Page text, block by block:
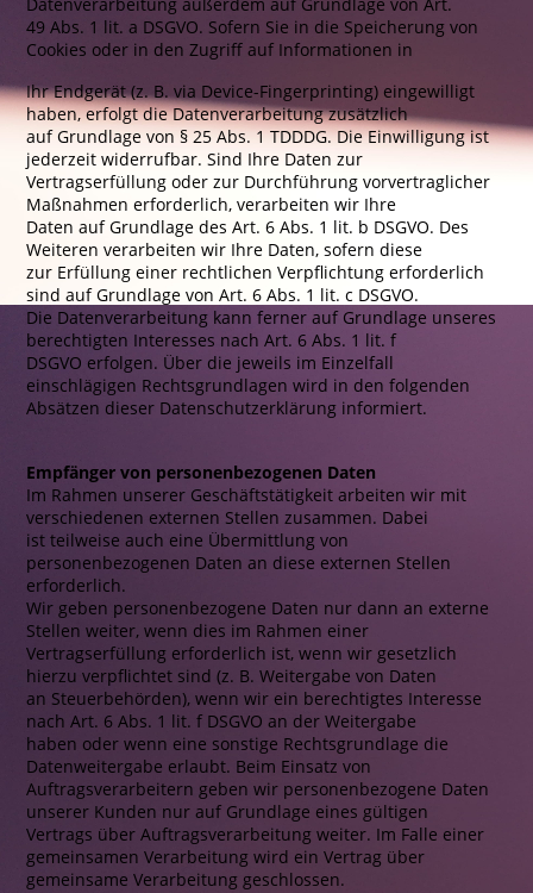
49 Abs. 1 lit. a DSGVO. Sofern Sie in die Speicherung von
Cookies oder in den Zugriff auf Informationen in
Ihr Endgerät (z. B. via Device-Fingerprinting) eingewilligt
haben, erfolgt die Datenverarbeitung zusätzlich
auf Grundlage von § 25 Abs. 1 TDDDG. Die Einwilligung ist
jederzeit widerrufbar. Sind Ihre Daten zur
Vertragserfüllung oder zur Durchführung vorvertraglicher
Maßnahmen erforderlich, verarbeiten wir Ihre
Daten auf Grundlage des Art. 6 Abs. 1 lit. b DSGVO. Des
Weiteren verarbeiten wir Ihre Daten, sofern diese
zur Erfüllung einer rechtlichen Verpflichtung erforderlich
sind auf Grundlage von Art. 6 Abs. 1 lit. c DSGVO.
Die Datenverarbeitung kann ferner auf Grundlage unseres
berechtigten Interesses nach Art. 6 Abs. 1 lit. f
DSGVO erfolgen. Über die jeweils im Einzelfall
einschlägigen Rechtsgrundlagen wird in den folgenden
Absätzen dieser Datenschutzerklärung informiert.
Empfänger von personenbezogenen Daten
Im Rahmen unserer Geschäftstätigkeit arbeiten wir mit
verschiedenen externen Stellen zusammen. Dabei
ist teilweise auch eine Übermittlung von
personenbezogenen Daten an diese externen Stellen
erforderlich.
Wir geben personenbezogene Daten nur dann an externe
Stellen weiter, wenn dies im Rahmen einer
Vertragserfüllung erforderlich ist, wenn wir gesetzlich
hierzu verpflichtet sind (z. B. Weitergabe von Daten
an Steuerbehörden), wenn wir ein berechtigtes Interesse
nach Art. 6 Abs. 1 lit. f DSGVO an der Weitergabe
haben oder wenn eine sonstige Rechtsgrundlage die
Datenweitergabe erlaubt. Beim Einsatz von
Auftragsverarbeitern geben wir personenbezogene Daten
unserer Kunden nur auf Grundlage eines gültigen
Vertrags über Auftragsverarbeitung weiter. Im Falle einer
gemeinsamen Verarbeitung wird ein Vertrag über
gemeinsame Verarbeitung geschlossen.